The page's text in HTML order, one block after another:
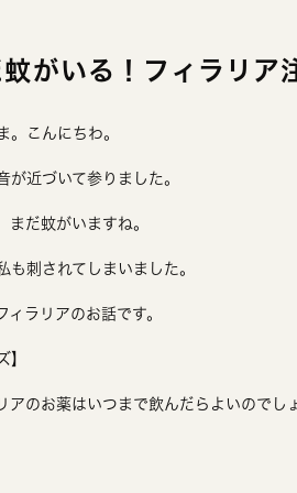
蚊がいる！フィラリア
。こんにちわ。
が近づいて参りました。
まだ蚊がいますね。
も刺されてしまいました。
ィラリアのお話です。
】
アのお薬はいつまで飲んだらよいのでし